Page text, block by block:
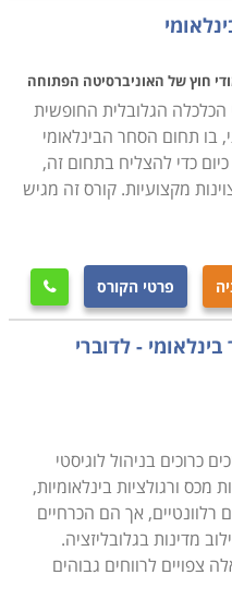
הרי שכיום קל ופשוט
חקלאיים ממדינות בהן
יותר מאשר אצלנו.
לעצב בארץ, אבל את
לבצע במדינות בהן כוח
בעלות אטרקטיבית יותר
תנאים אלו גם פעם,
התוצרת המקומית
המדינה על שלל הסכמים
את השוק לייבוא, וכך גם
לחשוף את הכלכלה המקומית
מצידה והוזלת
להשתלב במקצוע שחובק
המסחר המקומי לבינלאומי
תוך יכולת ליצור
שונים בתחום, באופן
ביבוא וביצוא ולרווחיות
חוץ של האוניברסיטה הפתוחה
הכלכלה הגלובלית החופשית
בו תחום הסחר הבינלאומי
כדי להצליח בתחום זה,
מקצועיות. קורס זה מגיש
פרטי הקורס 
בינלאומי - לדוברי
כרוכים בניהול לוגיסטי
מכס ורגולציות בינלאומיות,
רלוונטיים, אך הם הכרחיים
מדינות בגלובליזציה.
צפויים לרווחים גבוהים